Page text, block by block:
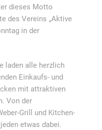
dieses Motto
des Vereins „Aktive
in der
laden alle herzlich
Einkaufs- und
mit attraktiven
Von der
Grill und Kitchen-
etwas dabei.